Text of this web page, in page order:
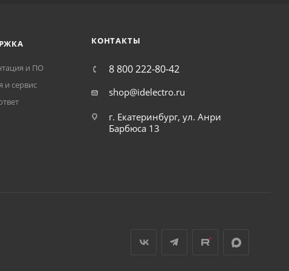
и ПО
и сервис
КОНТАКТЫ
8 800 222-80-42
shop@idelectro.ru
г. Екатеринбург, ул. Анри
Барбюса 13